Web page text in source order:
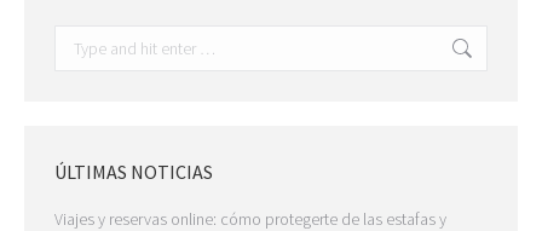
ÚLTIMAS NOTICIAS
Viajes y reservas online: cómo protegerte de las estafas y